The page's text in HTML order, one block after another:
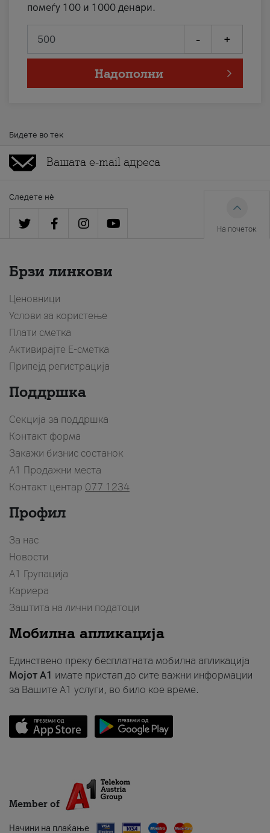
помеѓу 100 и 1000 денари.
- +
Надополни
Бидете во тек
Следете нè
На почеток
Брзи линкови
Ценовници
Услови за користење
Плати сметка
Активирајте Е-сметка
Припејд регистрација
Поддршка
Секција за поддршка
Контакт форма
Закажи бизнис состанок
A1 Продажни места
Контакт центар 077 1234
Профил
За нас
Новости
А1 Групација
Кариера
Заштита на лични податоци
Мобилна апликација
Единствено преку бесплатната мобилна апликација
Мојот A1 имате пристап до сите важни информации
за Вашите A1 услуги, во било кое време.
Member of
Начини на плаќање